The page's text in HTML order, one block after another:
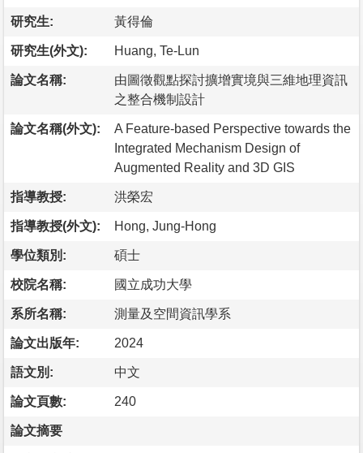
研究生: 黃得倫
研究生(外文): Huang, Te-Lun
論文名稱:
由圖徵觀點探討擴增實境與三維地理資訊
之整合機制設計
論文名稱(外文):
A Feature-based Perspective towards the
Integrated Mechanism Design of
Augmented Reality and 3D GIS
指導教授: 洪榮宏
指導教授(外文): Hong, Jung-Hong
學位類別: 碩士
校院名稱: 國立成功大學
系所名稱: 測量及空間資訊學系
論文出版年: 2024
語文別: 中文
論文頁數: 240
論文摘要